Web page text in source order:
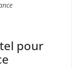
pour